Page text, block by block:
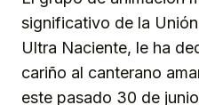
significativo de la
Ultra Naciente, le ha
cariño al canterano
este pasado 30 de